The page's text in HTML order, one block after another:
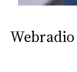
Webradio